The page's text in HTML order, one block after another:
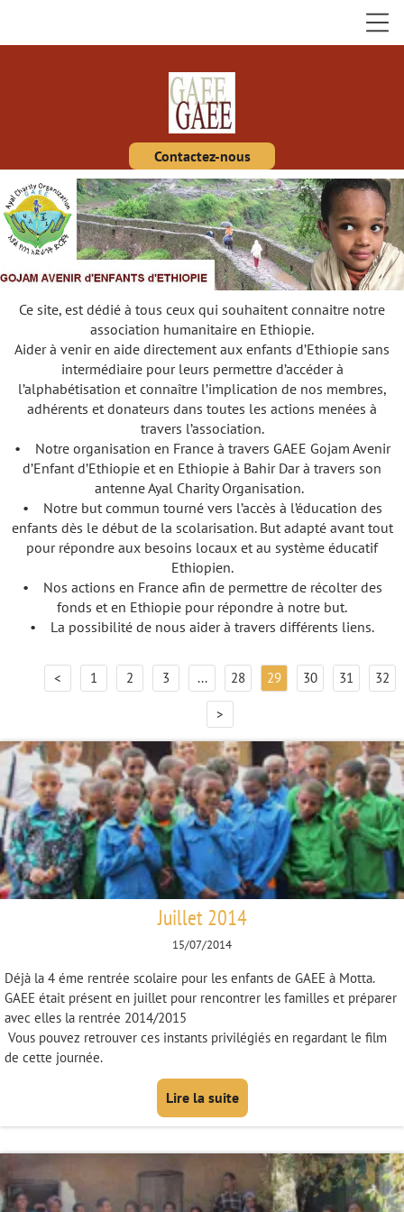
Contactez-nous
Ce site, est dédié à tous ceux qui souhaitent connaitre notre
association humanitaire en Ethiopie.
Aider à venir en aide directement aux enfants d’Ethiopie sans
intermédiaire pour leurs permettre d’accéder à
l’alphabétisation et connaître l’implication de nos membres,
adhérents et donateurs dans toutes les actions menées à
travers l’association.
• Notre organisation en France à travers GAEE Gojam Avenir
d’Enfant d’Ethiopie et en Ethiopie à Bahir Dar à travers son
antenne Ayal Charity Organisation.
• Notre but commun tourné vers l’accès à l’éducation des
enfants dès le début de la scolarisation. But adapté avant tout
pour répondre aux besoins locaux et au système éducatif
Ethiopien.
• Nos actions en France afin de permettre de récolter des
fonds et en Ethiopie pour répondre à notre but.
• La possibilité de nous aider à travers différents liens.
< 1 2 3 ... 28 29 30 31 32
>
Juillet 2014
15/07/2014
Déjà la 4 éme rentrée scolaire pour les enfants de GAEE à Motta.
GAEE était présent en juillet pour rencontrer les familles et préparer
avec elles la rentrée 2014/2015
Vous pouvez retrouver ces instants privilégiés en regardant le film
de cette journée.
Lire la suite